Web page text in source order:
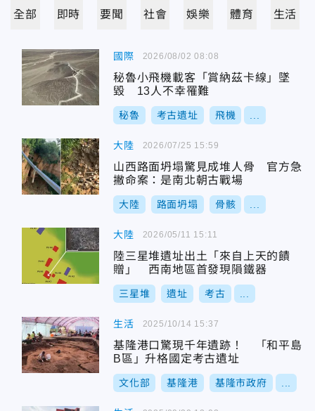
全部 即時 要聞 社會 娛樂 體育 生活
國際
秘魯小飛機載客「賞納茲卡線」墜
毀 13人不幸罹難
秘魯 考古遺址 飛機
2026/08/02 08:08
大陸
山西路面坍塌驚見成堆人骨 官方急
撇命案：是南北朝古戰場
大陸 路面坍塌 骨骸
2026/07/25 15:59
大陸
陸三星堆遺址出土「來自上天的饋
贈」 西南地區首發現隕鐵器
三星堆 遺址 考古
2026/05/11 15:11
生活
基隆港口驚現千年遺跡！ 「和平島
B區」升格國定考古遺址
文化部 基隆港 基隆市政府
2025/10/14 15:37